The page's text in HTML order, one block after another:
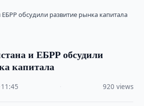
обсудили развитие рынка капитала
и ЕБРР обсудили
капитала
11:45 920 views